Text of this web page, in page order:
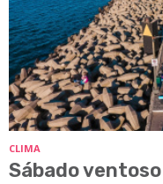
CLIMA
Sábado